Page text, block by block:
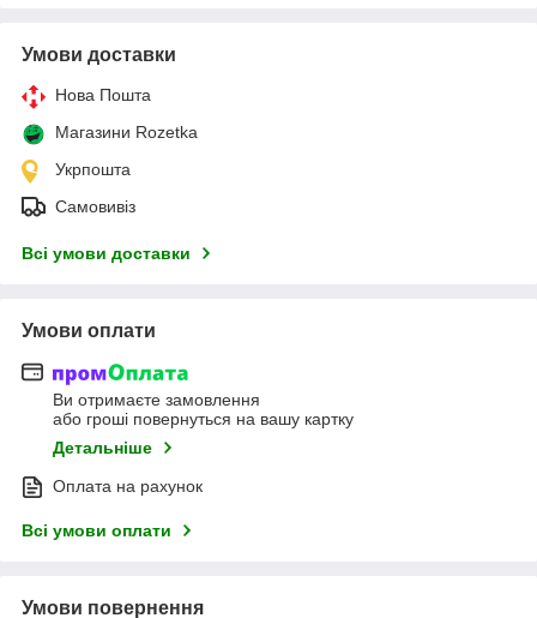
Умови доставки
Нова Пошта
Магазини Rozetka
Укрпошта
Самовивіз
Всі умови доставки
Умови оплати
Ви отримаєте замовлення
або гроші повернуться на вашу картку
Детальніше
Оплата на рахунок
Всі умови оплати
Умови повернення